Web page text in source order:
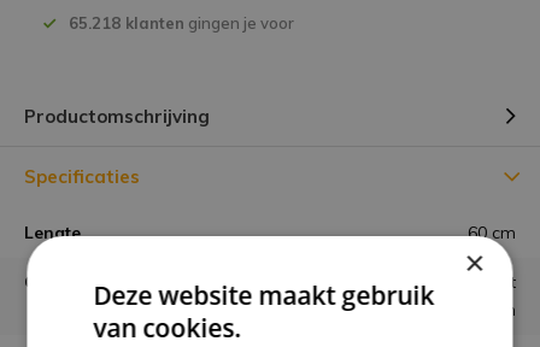
65.218 klanten gingen je voor
Productomschrijving
Specificaties
Lengte 60 cm
Gebruiken
Los in vaas of combineren met
andere bloemen
×
Deze website maakt gebruik
van cookies.